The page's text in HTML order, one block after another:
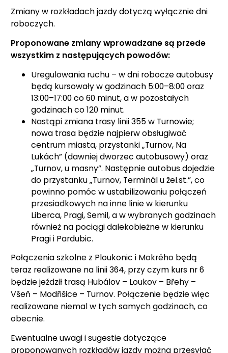
Zmiany w rozkładach jazdy dotyczą wyłącznie dni
roboczych.
Proponowane zmiany wprowadzane są przede
wszystkim z następujących powodów:
Uregulowania ruchu – w dni robocze autobusy
będą kursowały w godzinach 5:00–8:00 oraz
13:00–17:00 co 60 minut, a w pozostałych
godzinach co 120 minut.
Nastąpi zmiana trasy linii 355 w Turnowie;
nowa trasa będzie najpierw obsługiwać
centrum miasta, przystanki „Turnov, Na
Lukách” (dawniej dworzec autobusowy) oraz
„Turnov, u masny”. Następnie autobus dojedzie
do przystanku „Turnov, Terminál u žel.st.”, co
powinno pomóc w ustabilizowaniu połączeń
przesiadkowych na inne linie w kierunku
Liberca, Pragi, Semil, a w wybranych godzinach
również na pociągi dalekobieżne w kierunku
Pragi i Pardubic.
Połączenia szkolne z Ploukonic i Mokrého będą
teraz realizowane na linii 364, przy czym kurs nr 6
będzie jeździł trasą Hubálov – Loukov – Břehy –
Všeň – Modřišice – Turnov. Połączenie będzie więc
realizowane niemal w tych samych godzinach, co
obecnie.
Ewentualne uwagi i sugestie dotyczące
proponowanych rozkładów jazdy można przesyłać